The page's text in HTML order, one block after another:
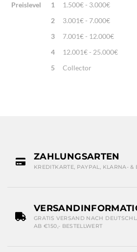
Preislevel
1
1.500€ - 3.000€
2
3.001€ - 7.000€
3
7.001€ - 12.000€
4
12.001€ - 25.000€
5
Collector
ZAHLUNGSARTEN
KREDITKARTE, PAYPAL, KLARNA-
GRATIS VERSAND NACH
AB €150,- BESTELLWERT